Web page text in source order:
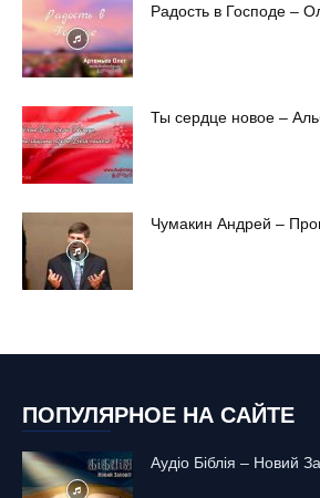
Радость в Господе –
Ты сердце новое –
Чумакин Андрей –
ПОПУЛЯРНОЕ НА САЙТЕ
Аудіо Біблія – Новий